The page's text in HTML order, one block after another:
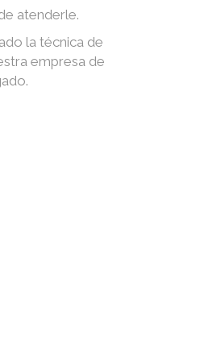
atenderle.
la técnica de
empresa de